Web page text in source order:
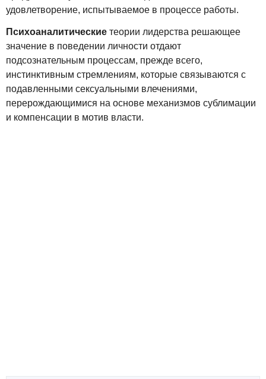
удовлетворение, испытываемое в процессе работы.
Психоаналитические теории лидерства решающее
значение в поведении личности отдают
подсознательным процессам, прежде всего,
инстинктивным стремлениям, которые связываются с
подавленными сексуальными влечениями,
перерождающимися на основе механизмов сублимации
и компенсации в мотив власти.